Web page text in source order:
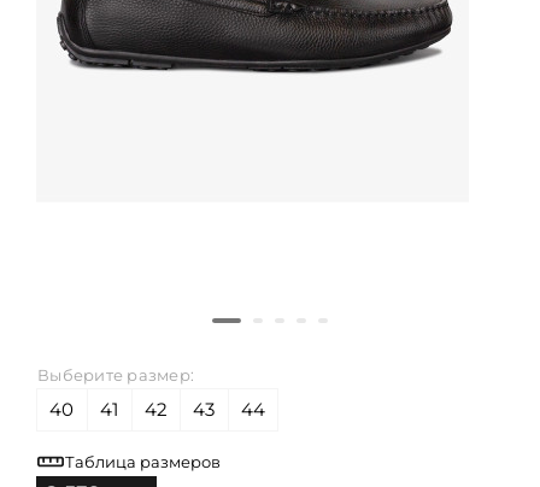
Выберите размер:
40 41 42 43 44
Таблица размеров